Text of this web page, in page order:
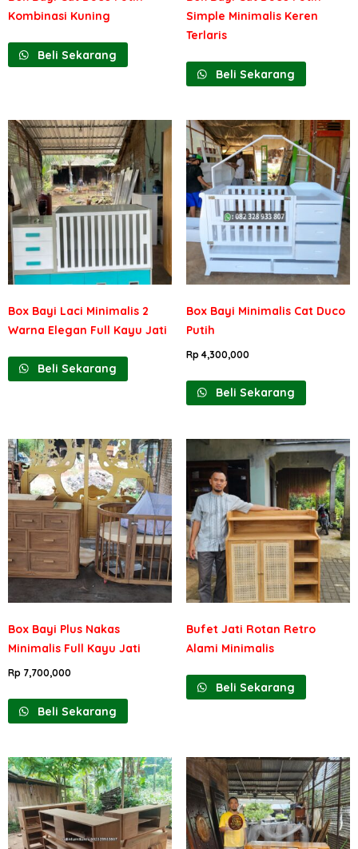
Kombinasi Kuning
Beli Sekarang
Simple Minimalis Keren
Terlaris
Beli Sekarang
Box Bayi Laci Minimalis 2
Warna Elegan Full Kayu Jati
Beli Sekarang
Box Bayi Minimalis Cat Duco
Putih
Rp4,300,000
Beli Sekarang
Box Bayi Plus Nakas
Minimalis Full Kayu Jati
Rp 7,700,000
Beli Sekarang
Bufet Jati Rotan Retro
Alami Minimalis
Beli Sekarang